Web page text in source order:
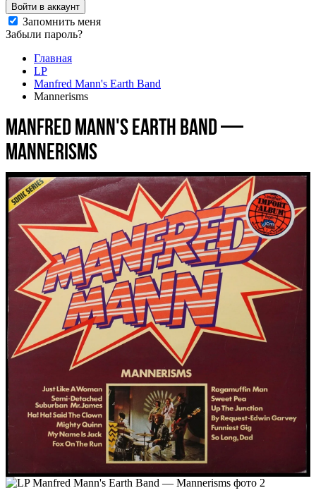
Войти в аккаунт
Запомнить меня
Забыли пароль?
Главная
LP
Manfred Mann's Earth Band
Mannerisms
Manfred Mann's Earth Band —
Mannerisms